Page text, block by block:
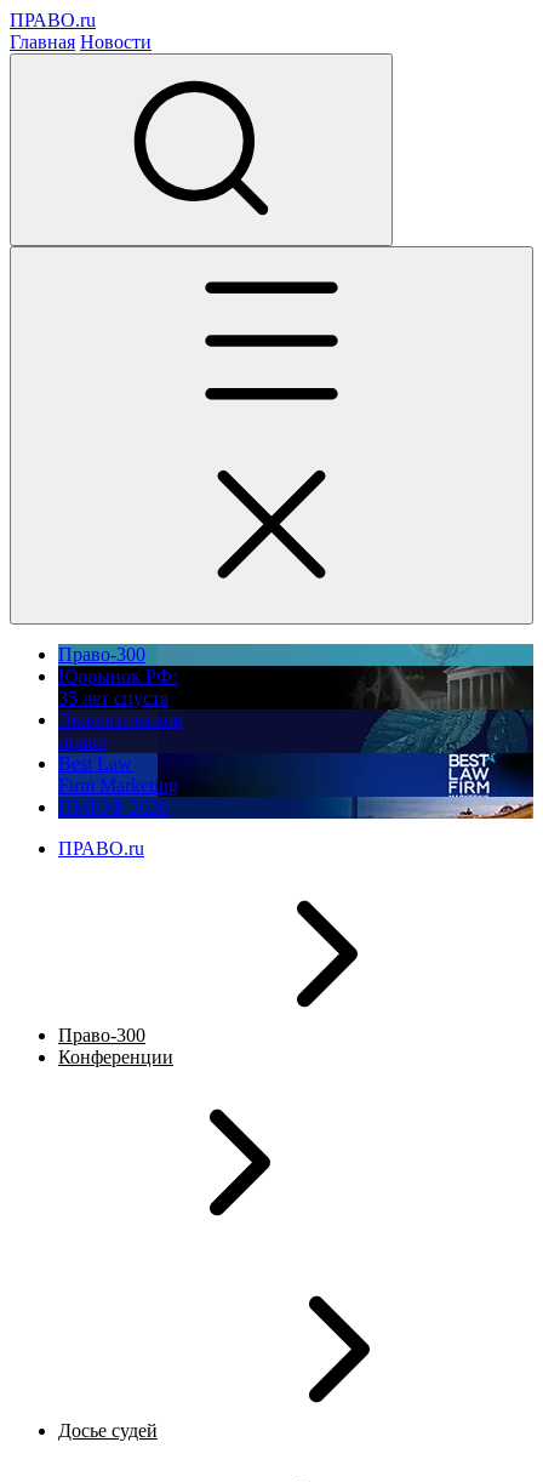
ПРАВО.ru
Главная Новости
Право-300
Юррынок РФ:
35 лет спустя
Экологическое
право
Best Law
Firm Marketing
ПМЮФ 2026
ПРАВО.ru
Право-300
Конференции
Досье судей